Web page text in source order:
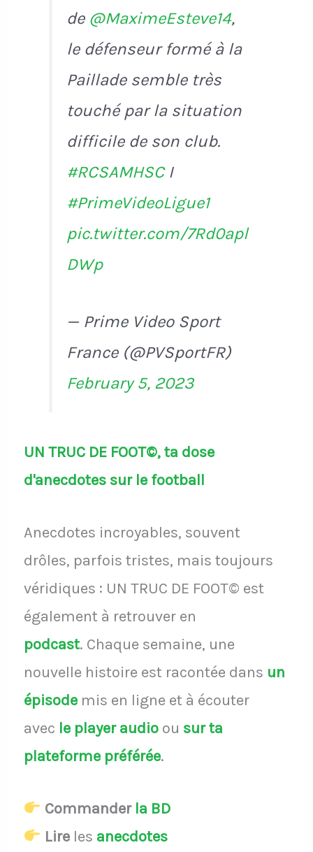
de @MaximeEsteve14,
le défenseur formé à la
Paillade semble très
touché par la situation
difficile de son club.
#RCSAMHSCI
#PrimeVideoLigue1
pic.twitter.com/7Rd0apl
DWp
— Prime Video Sport
France (@PVSportFR)
February 5, 2023
UN TRUC DE FOOT©, ta dose
d'anecdotes sur le football
Anecdotes incroyables, souvent
drôles, parfois tristes, mais toujours
véridiques : UN TRUC DE FOOT© est
également à retrouver en
podcast. Chaque semaine, une
nouvelle histoire est racontée dans un
épisodemis en ligne et à écouter
avec le player audio ou sur ta
plateforme préférée.
Commander la BD
Lireles anecdotes